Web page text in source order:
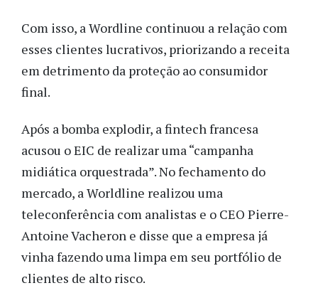
Com isso, a Wordline continuou a relação com
esses clientes lucrativos, priorizando a receita
em detrimento da proteção ao consumidor
final.
Após a bomba explodir, a fintech francesa
acusou o EIC de realizar uma “campanha
midiática orquestrada”. No fechamento do
mercado, a Worldline realizou uma
teleconferência com analistas e o CEO Pierre-
Antoine Vacheron e disse que a empresa já
vinha fazendo uma limpa em seu portfólio de
clientes de alto risco.